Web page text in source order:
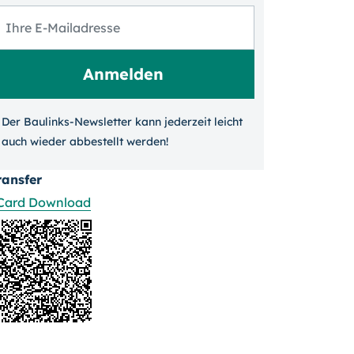
Der Baulinks-Newsletter kann jeder­zeit leicht
auch wieder ab­bestellt werden!
Download